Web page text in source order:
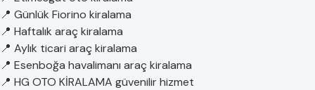
📍 Günlük Fiorino kiralama
📍 Haftalık araç kiralama
📍 Aylık ticari araç kiralama
📍 Esenboğa havalimanı araç kiralama
📍 HG OTO KİRALAMA güvenilir hizmet